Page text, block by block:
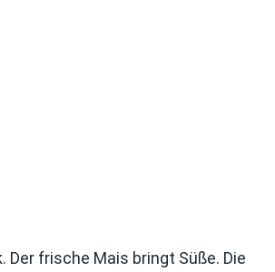
frische Mais bringt Süße. Die